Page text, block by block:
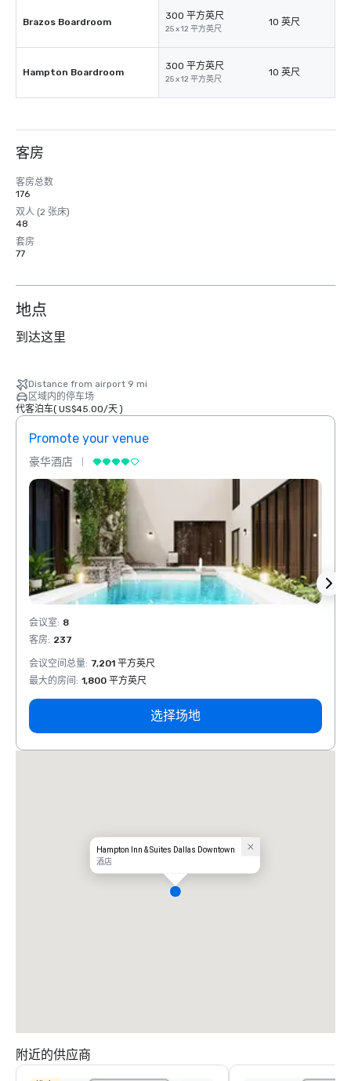
Brazos Boardroom
300 平方英尺
25 x 12 平方英尺
10 英尺
Hampton Boardroom
300 平方英尺
25 x 12 平方英尺
10 英尺
客房
客房总数
176
双人 (2 张床)
48
套房
77
地点
到达这里
Distance from airport 9 mi
区域内的停车场
代客泊车( US$45.00/天)
Promote your venue
豪华酒店
会议室: 8
客房: 237
会议空间总量: 7,201 平方英尺
最大的房间 : 1,800 平方英尺
选择场地
Hampton Inn & Suites Dallas Downtown
酒店
附近的供应商